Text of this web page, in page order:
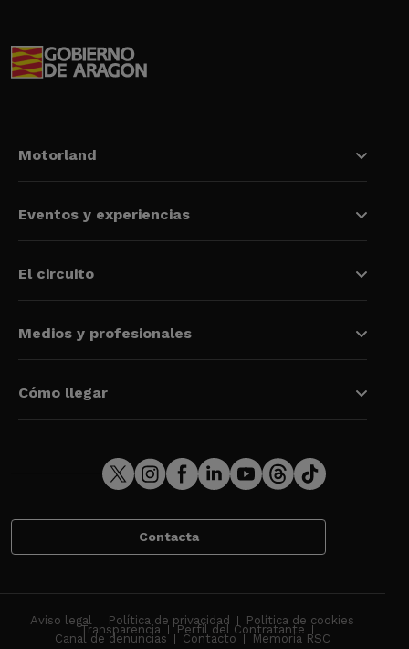
Motorland
Eventos y experiencias
El circuito
Medios y profesionales
Cómo llegar
Contacta
Aviso legal Política de privacidad Política de cookies
Transparencia Perfil del Contratante
Canal de denuncias Contacto Memoria RSC